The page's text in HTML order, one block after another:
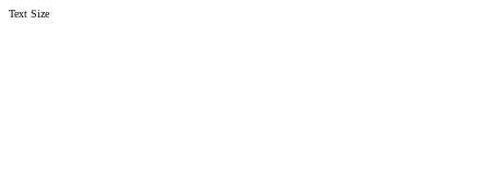
Text Size